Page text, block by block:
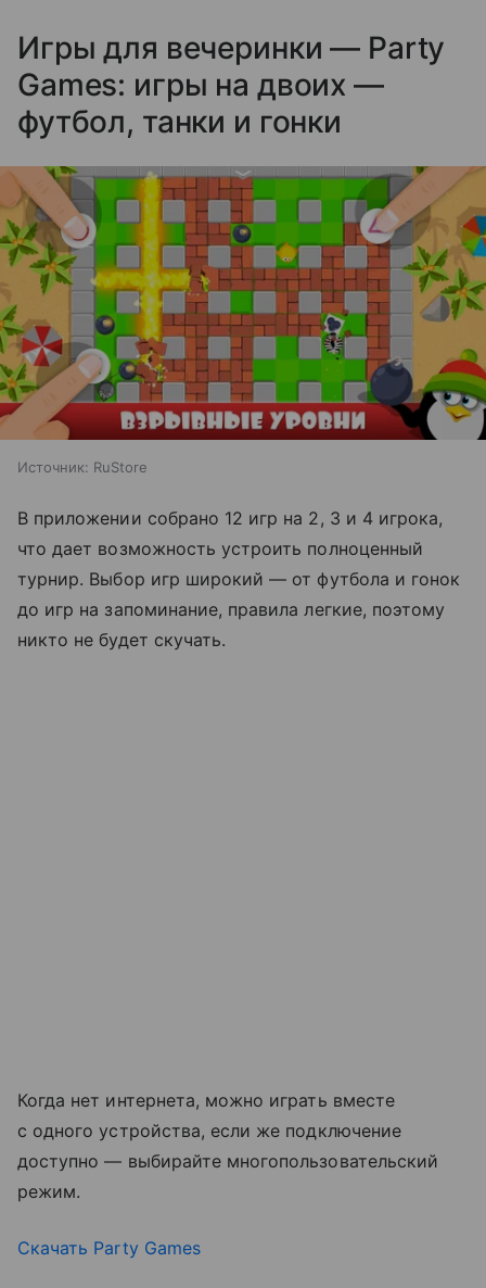
Игры для вечеринки — Party
Games: игры на двоих —
футбол, танки и гонки
Источник: RuStore
В приложении собрано 12 игр на 2, 3 и 4 игрока,
что дает возможность устроить полноценный
турнир. Выбор игр широкий — от футбола и гонок
до игр на запоминание, правила легкие, поэтому
никто не будет скучать.
Когда нет интернета, можно играть вместе
с одного устройства, если же подключение
доступно — выбирайте многопользовательский
режим.
Скачать Party Games